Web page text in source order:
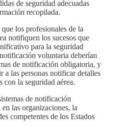
de seguridad adecuadas
recopilada.
los profesionales de la
notifiquen los sucesos que
para la seguridad
voluntaria deberían
de notificación obligatoria, y
a las personas notificar detalles
con la seguridad aérea.
de notificación
las organizaciones, la
competentes de los Estados